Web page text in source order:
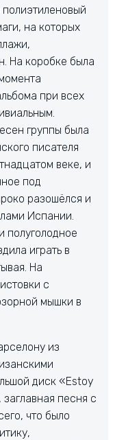
на которых
На коробке была
при всех
группы была
писателя
веке, и
под
разошёлся и
Испании.
полуголодное
играть в
На
с
мышки в
из
диск «Estoy
песня с
что было